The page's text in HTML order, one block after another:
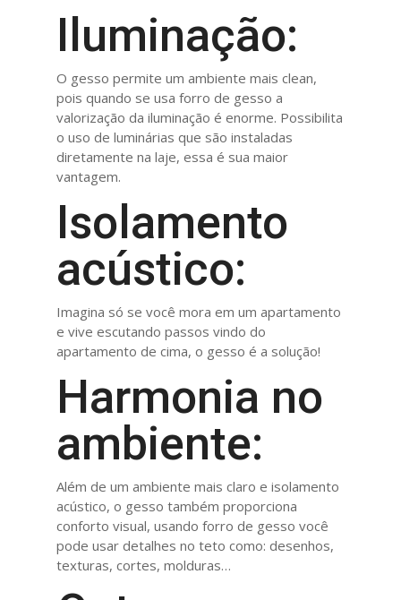
Iluminação:
O gesso permite um ambiente mais clean,
pois quando se usa forro de gesso a
valorização da iluminação é enorme. Possibilita
o uso de luminárias que são instaladas
diretamente na laje, essa é sua maior
vantagem.
Isolamento
acústico:
Imagina só se você mora em um apartamento
e vive escutando passos vindo do
apartamento de cima, o gesso é a solução!
Harmonia no
ambiente:
Além de um ambiente mais claro e isolamento
acústico, o gesso também proporciona
conforto visual, usando forro de gesso você
pode usar detalhes no teto como: desenhos,
texturas, cortes, molduras…